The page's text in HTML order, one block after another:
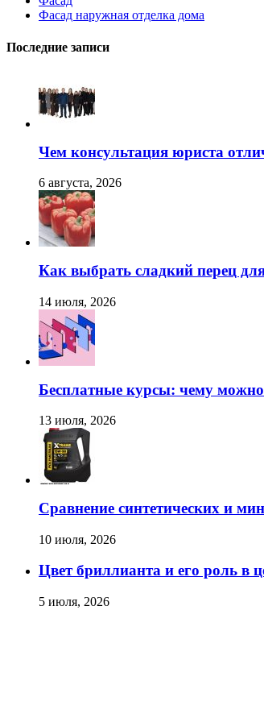
Фасад наружная отделка дома
Последние записи
Чем консультация юриста
6 августа, 2026
Как выбрать сладкий перец
14 июля, 2026
Бесплатные курсы: чему можно
13 июля, 2026
Сравнение синтетических и
10 июля, 2026
Цвет бриллианта и его роль в
5 июля, 2026